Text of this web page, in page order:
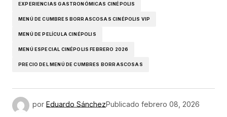
EXPERIENCIAS GASTRONÓMICAS CINÉPOLIS
MENÚ DE CUMBRES BORRASCOSAS CINÉPOLIS VIP
MENÚ DE PELÍCULA CINÉPOLIS
MENÚ ESPECIAL CINÉPOLIS FEBRERO 2026
PRECIO DEL MENÚ DE CUMBRES BORRASCOSAS
por Eduardo SánchezPublicado febrero 08, 2026